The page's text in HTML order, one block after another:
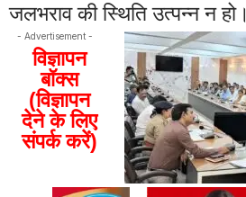
जलभराव की स्थिति उत्पन्न न हो।
- Advertisement -
विज्ञापन
बॉक्स
(विज्ञापन
देने के लिए
संपर्क करें)